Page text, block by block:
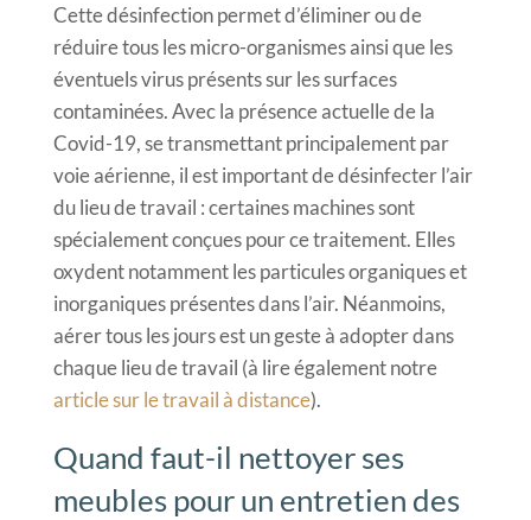
Cette désinfection permet d’éliminer ou de
réduire tous les micro-organismes ainsi que les
éventuels virus présents sur les surfaces
contaminées. Avec la présence actuelle de la
Covid-19, se transmettant principalement par
voie aérienne, il est important de désinfecter l’air
du lieu de travail : certaines machines sont
spécialement conçues pour ce traitement. Elles
oxydent notamment les particules organiques et
inorganiques présentes dans l’air. Néanmoins,
aérer tous les jours est un geste à adopter dans
chaque lieu de travail (à lire également notre
article sur le travail à distance).
Quand faut-il nettoyer ses
meubles pour un entretien des